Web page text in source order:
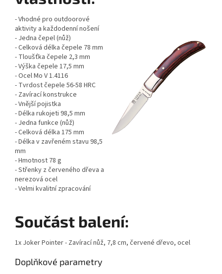
- Vhodné pro outdoorové
aktivity a každodenní nošení
- Jedna čepel (nůž)
- Celková délka čepele 78 mm
- Tloušťka čepele 2,3 mm
- Výška čepele 17,5 mm
- Ocel Mo V 1.4116
- Tvrdost čepele 56-58 HRC
- Zavírací konstrukce
- Vnější pojistka
- Délka rukojeti 98,5 mm
- Jedna funkce (nůž)
- Celková délka 175 mm
- Délka v zavřeném stavu 98,5
mm
- Hmotnost 78 g
- Střenky z červeného dřeva a
nerezová ocel
- Velmi kvalitní zpracování
Součást balení:
1x Joker Pointer - Zavírací nůž, 7,8 cm, červené dřevo, ocel
Doplňkové parametry